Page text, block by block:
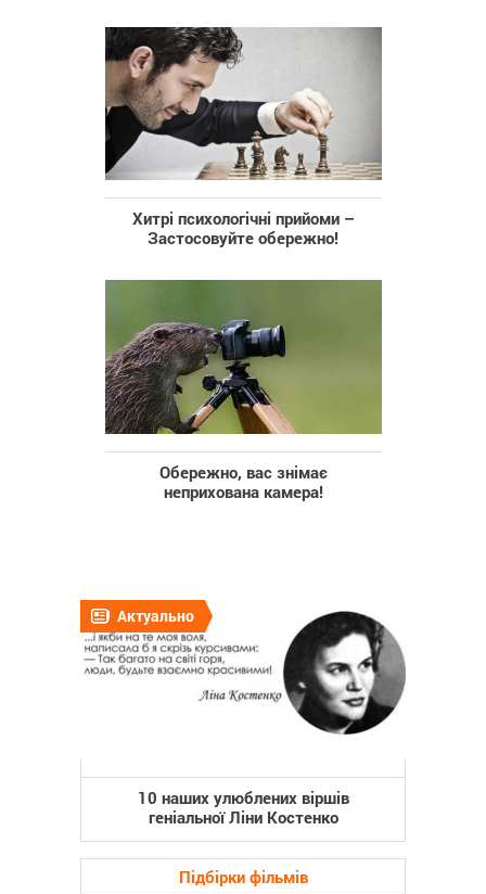
Хитрі психологічні прийоми –
Застосовуйте обережно!
Обережно, вас знімає
неприхована камера!
Актуально
10 наших улюблених віршів
геніальної Ліни Костенко
Підбірки фільмів